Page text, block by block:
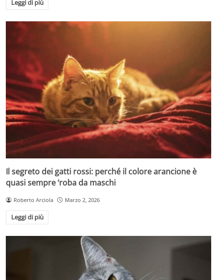
Leggi di più
Il segreto dei gatti rossi: perché il colore arancione è
quasi sempre ‘roba da maschi
Roberto Arciola Marzo 2, 2026
Leggi di più